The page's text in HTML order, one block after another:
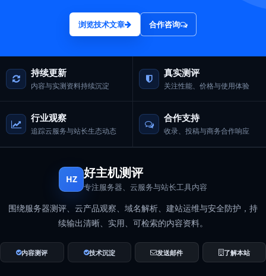
浏览技术文章 合作咨询
持续更新
内容与实测资料持续沉淀
真实测评
关注性能、价格与使用体验
行业观察
追踪云服务与站长生态动态
合作支持
收录、投稿与商务合作响应
HZ 好主机测评
专注服务器、云服务与站长工具内容
围绕服务器测评、云产品观察、域名解析、建站运维与安全防护，持
续输出清晰、实用、可检索的内容资料。
内容测评 技术沉淀 发送邮件 了解本站